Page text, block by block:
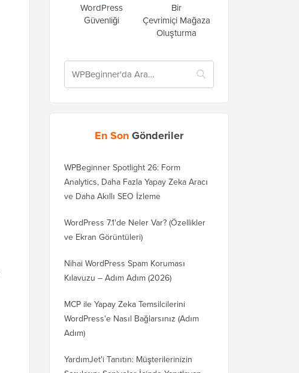
WordPress
Güvenliği
Bir
Çevrimiçi Mağaza
Oluşturma
En SonGönderiler
WPBeginner Spotlight 26: Form
Analytics, Daha Fazla Yapay Zeka Aracı
ve Daha Akıllı SEO İzleme
WordPress 7.1'de Neler Var? (Özellikler
ve Ekran Görüntüleri)
Nihai WordPress Spam Koruması
Kılavuzu – Adım Adım (2026)
MCP ile Yapay Zeka Temsilcilerini
WordPress'e Nasıl Bağlarsınız (Adım
Adım)
YardımJet'i Tanıtın: Müşterilerinizin